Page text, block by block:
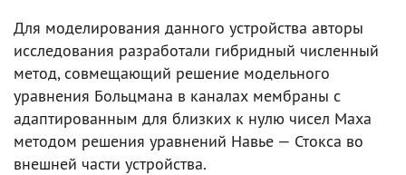
Для моделирования данного устройства авторы
исследования разработали гибридный численный
метод, совмещающий решение модельного
уравнения Больцмана в каналах мембраны с
адаптированным для близких к нулю чисел Маха
методом решения уравнений Навье — Стокса во
внешней части устройства.